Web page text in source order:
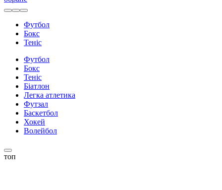
Футбол
Бокс
Теніс
Футбол
Бокс
Теніс
Біатлон
Легка атлетика
Футзал
Баскетбол
Хокей
Волейбол
топ